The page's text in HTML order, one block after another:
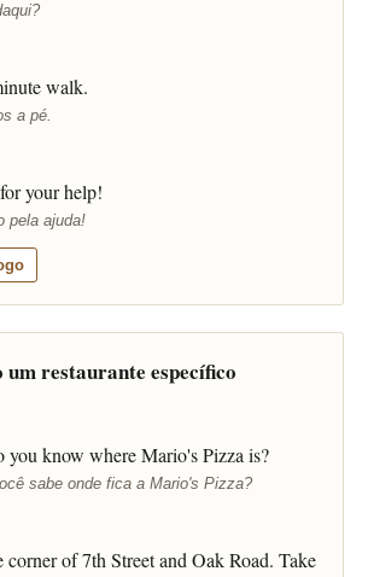
walk.
a pé.
your help!
pela ajuda!
restaurante específico
you know where Mario's Pizza is?
sabe onde fica a Mario's Pizza?
corner of 7th Street and Oak Road. Take